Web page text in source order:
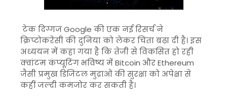
टेक दिग्गजGoogle की एक नई रिसर्च ने
क्रिप्टोकरेंसी की दुनिया को लेकर चिंता बढ़ा दी है। इस
अध्ययन में कहा गया है कि तेजी से विकसित हो रही
क्वांटम कंप्यूटिंग भविष्य मेंBitcoin औरEthereum
जैसी प्रमुख डिजिटल मुद्राओं की सुरक्षा को अपेक्षा से
कहीं जल्दी कमजोर कर सकती है।